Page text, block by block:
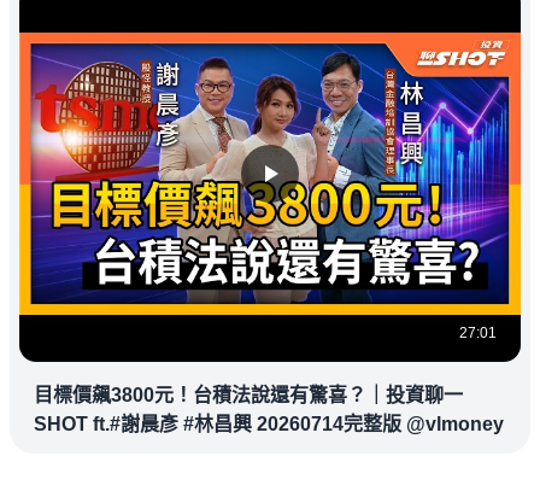
27:01
目標價飆3800元！台積法說還有驚喜？｜投資聊一
SHOT ft.#謝晨彥 #林昌興 20260714完整版 @vlmoney